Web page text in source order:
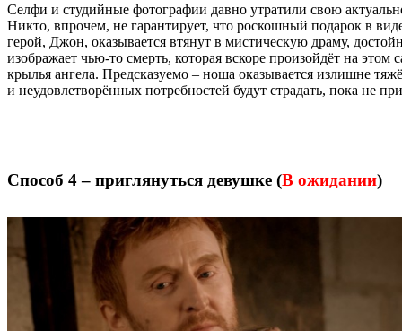
Селфи и студийные фотографии давно утратили свою
Никто, впрочем, не гарантирует, что роскошный подарок в
герой, Джон, оказывается втянут в мистическую драму,
изображает чью-то смерть, которая вскоре произойдёт на
крылья ангела. Предсказуемо – ноша оказывается излишне
и неудовлетворённых потребностей будут страдать, пока не
Способ 4 – приглянуться девушке (В ожидании)